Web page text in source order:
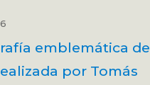
emblemática de
por Tomás